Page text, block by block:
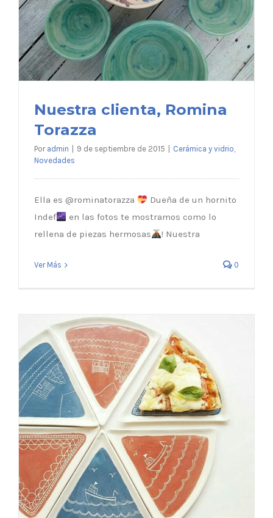
Nuestra clienta, Romina Torazza
Nuestra clienta, Romina
Torazza
Por admin 9 de septiembre de 2015 Cerámica y vidrio,
Novedades
Ella es @rominatorazza
Dueña de un hornito
Indef
en las fotos te mostramos como lo
rellena de piezas hermosas
! Nuestra
Ver Más 0